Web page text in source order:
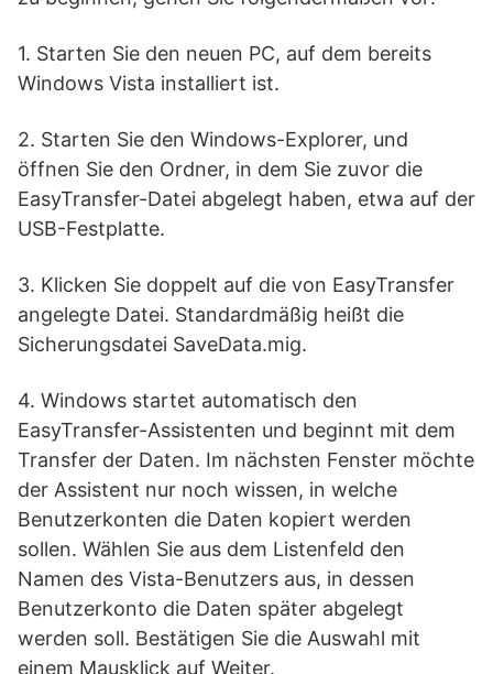
1. Starten Sie den neuen PC, auf dem bereits
Windows Vista installiert ist.
2. Starten Sie den Windows-Explorer, und
öffnen Sie den Ordner, in dem Sie zuvor die
EasyTransfer-Datei abgelegt haben, etwa auf der
USB-Festplatte.
3. Klicken Sie doppelt auf die von EasyTransfer
angelegte Datei. Standardmäßig heißt die
Sicherungsdatei SaveData.mig.
4. Windows startet automatisch den
EasyTransfer-Assistenten und beginnt mit dem
Transfer der Daten. Im nächsten Fenster möchte
der Assistent nur noch wissen, in welche
Benutzerkonten die Daten kopiert werden
sollen. Wählen Sie aus dem Listenfeld den
Namen des Vista-Benutzers aus, in dessen
Benutzerkonto die Daten später abgelegt
werden soll. Bestätigen Sie die Auswahl mit
einem Mausklick auf Weiter.